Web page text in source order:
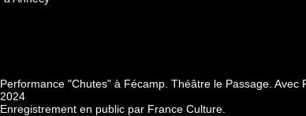
Performance "Chutes" à Fécamp. Théâtre le Passage.
2024
Enregistrement en public par France Culture.